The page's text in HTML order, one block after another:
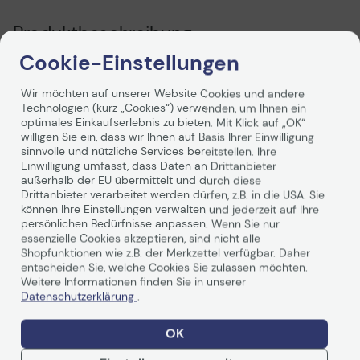
Produktbeschreibung
Die Original Brother Tonerkartusche und die Brother
Ergebnisse in brillanten Farben erzielt werden. Die
Kartusche ist leicht zu installieren. Profitieren Sie von
langlebigen und hochwertigen Ausdrucken.
Technische Daten
Hersteller
Brother
Cookie-Einstellungen
Wir möchten auf unserer Website Cookies und andere
Technologien (kurz „Cookies“) verwenden, um Ihnen ein
optimales Einkaufserlebnis zu bieten. Mit Klick auf „OK“
willigen Sie ein, dass wir Ihnen auf Basis Ihrer Einwilligung
sinnvolle und nützliche Services bereitstellen. Ihre
Einwilligung umfasst, dass Daten an Drittanbieter
außerhalb der EU übermittelt und durch diese
Drittanbieter verarbeitet werden dürfen, z.B. in die USA. Sie
können Ihre Einstellungen verwalten und jederzeit auf Ihre
persönlichen Bedürfnisse anpassen. Wenn Sie nur
essenzielle Cookies akzeptieren, sind nicht alle
Shopfunktionen wie z.B. der Merkzettel verfügbar. Daher
entscheiden Sie, welche Cookies Sie zulassen möchten.
Weitere Informationen finden Sie in unserer
Datenschutzerklärung .
OK